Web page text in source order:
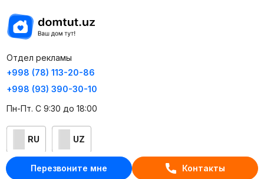
Перезвоните мне Контакты
Отдел рекламы
+998 (78) 113-20-86
+998 (93) 390-30-10
Пн-Пт. С 9:30 до 18:00
RU UZ
Контакты